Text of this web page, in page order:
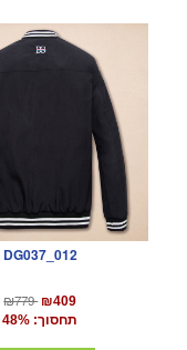
DG037_012
₪779 ₪409
תחסוך: 48%